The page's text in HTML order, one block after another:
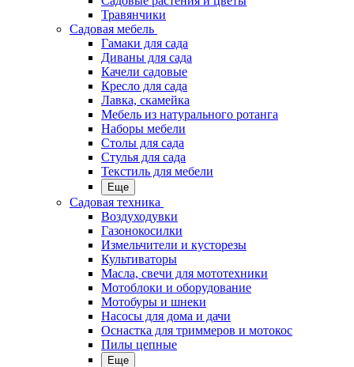
Травянчики
Садовая мебель
Гамаки для сада
Диваны для сада
Качели садовые
Кресло для сада
Лавка, скамейка
Мебель из натурального ротанга
Наборы мебели
Столы для сада
Стулья для сада
Текстиль для мебели
Еще
Садовая техника
Воздуходувки
Газонокосилки
Измельчители и кусторезы
Культиваторы
Масла, свечи для мототехники
Мотоблоки и оборудование
Мотобуры и шнеки
Насосы для дома и дачи
Оснастка для триммеров и мотокос
Пилы цепные
Еще